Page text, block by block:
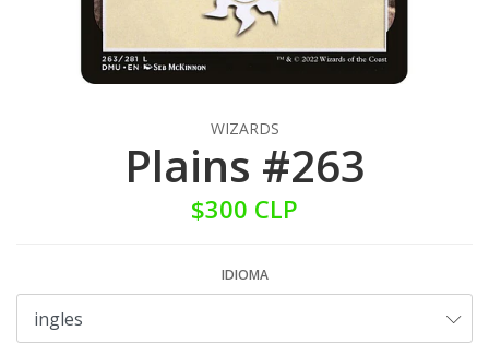
WIZARDS
Plains #263
$300 CLP
IDIOMA